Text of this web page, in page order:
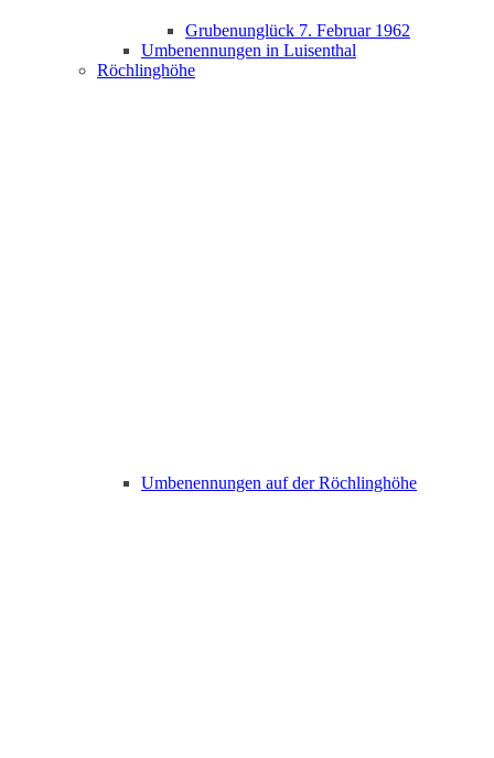
Grubenunglück 7. Februar 1962
Umbenennungen in Luisenthal
Röchlinghöhe
Umbenennungen auf der Röchlinghöhe